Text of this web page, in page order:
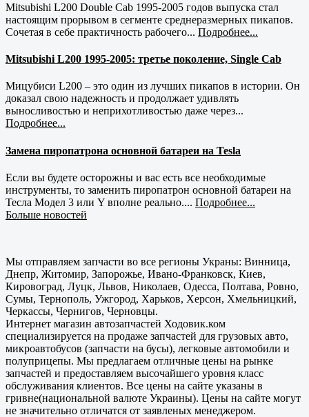
Mitsubishi L200 Double Cab 1995-2005 годов выпуска стал
настоящим прорывом в сегменте среднеразмерных пикапов.
Сочетая в себе практичность рабочего... Подробнее...
Mitsubishi L200 1995-2005: третье поколение, Single Cab
Мицубиси L200 – это один из лучших пикапов в истории. Он
доказал свою надежность и продолжает удивлять
выносливостью и неприхотливостью даже через...
Подробнее...
Замена пиропатрона основной батареи на Tesla
Если вы будете осторожны и вас есть все необходимые
инструменты, то заменить пиропатрон основной батареи на
Тесла Модел 3 или Y вполне реально.... Подробнее...
Больше новостей
Мы отправляем запчасти во все регионы Украны: Винница,
Днепр, Житомир, Запорожье, Ивано-Франковск, Киев,
Кировоград, Луцк, Львов, Николаев, Одесса, Полтава, Ровно,
Сумы, Тернополь, Ужгород, Харьков, Херсон, Хмельницкий,
Черкассы, Чернигов, Черновцы.
Интернет магазин автозапчастей Ходовик.ком
специализируется на продаже запчастей для грузовых авто,
микроавтобусов (запчасти на бусы), легковые автомобили и
полуприцепы. Мы предлагаем отличные цены на рынке
запчастей и предоставляем высочайшего уровня класс
обслуживания клиентов. Все цены на сайте указаны в
гривне(национальной валюте Украины). Цены на сайте могут
не значительно отличатся от заявленых менеджером.